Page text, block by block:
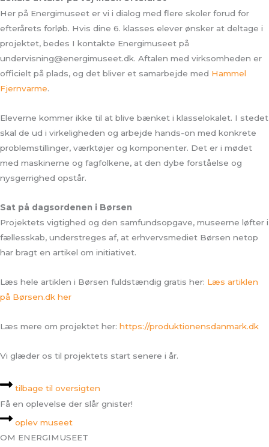
Her på Energimuseet er vi i dialog med flere skoler forud for
efterårets forløb. Hvis dine 6. klasses elever ønsker at deltage i
projektet, bedes I kontakte Energimuseet på
undervisning@energimuseet.dk. Aftalen med virksomheden er
officielt på plads, og det bliver et samarbejde med Hammel
Fjernvarme.
Eleverne kommer ikke til at blive bænket i klasselokalet. I stedet
skal de ud i virkeligheden og arbejde hands-on med konkrete
problemstillinger, værktøjer og komponenter. Det er i mødet
med maskinerne og fagfolkene, at den dybe forståelse og
nysgerrighed opstår.
Sat på dagsordenen i Børsen
Projektets vigtighed og den samfundsopgave, museerne løfter i
fællesskab, understreges af, at erhvervsmediet Børsen netop
har bragt en artikel om initiativet.
Læs hele artiklen i Børsen fuldstændig gratis her: Læs artiklen
på Børsen.dk her
Læs mere om projektet her: https://produktionensdanmark.dk
Vi glæder os til projektets start senere i år.
tilbage til oversigten
Få en oplevelse der slår gnister!
oplev museet
OM ENERGIMUSEET